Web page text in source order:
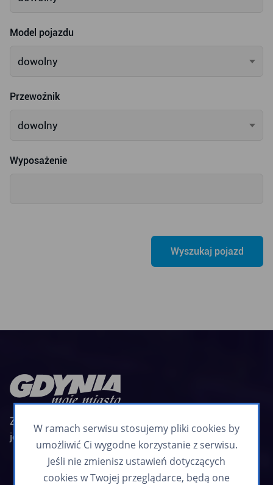
Model pojazdu
dowolny
Przewoźnik
dowolny
Wyposażenie
Zarząd Komunikacji Miejskiej w Gdyni jest
jednostką budżetową Miasta Gdyni
Biuletyn informacyjny
Zapisz się
W ramach serwisu stosujemy pliki cookies by
umożliwić Ci wygodne korzystanie z serwisu.
Jeśli nie zmienisz ustawień dotyczących
cookies w Twojej przeglądarce, będą one